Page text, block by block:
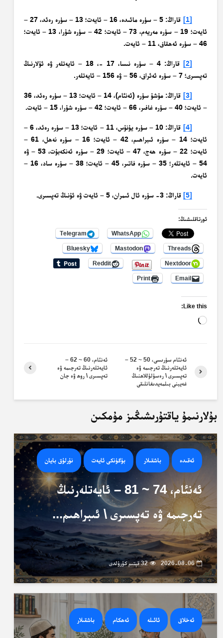
[1]
قاراڭ: 5 – سۈرە مائىدە، 16 – ئايەت؛ 13 – سۈرە رەئد، 27 –
ئايەت؛ 19 – سۈرە مەريەم، 73 – ئايەت؛ 42 – سۈرە شۇرا، 13 – ئايەت؛
46 – سۈرە ئەھقاف، 11 – ئايەت.
[2]
قاراڭ: 4 – سۈرە نىسا، 17 -، 18 – ئايەتلەر ۋە ئۇلارنىڭ
تەپسىرى؛ 7 – سۈرە ئەئراف، 56 – ۋە 156 – ئايەتلەر.
[3]
قاراڭ: مۇشۇ سۈرە (ئەنئام)، 14 – ئايەت؛ 13 – سۈرە رەئد، 36
– ئايەت؛ 40 – سۈرە غافىر، 66 – ئايەت؛ 42 – سۈرە شۇرا، 15 – ئايەت.
[4]
قاراڭ: 10 – سۈرە يۇنۇس، 11 – ئايەت؛ 13 – سۈرە رەئد، 6 –
ئايەت؛ 14 – سۈرە ئىبراھىم، 42 – ئايەت؛ 16 – سۈرە نەھل، 61 –
ئايەت؛ 22 – سۈرە ھەج، 47 – ئايەت؛ 29 – سۈرە ئەنكەبۇت، 53 – ۋە
54 – ئايەتلەر؛ 35 – سۈرە فاتىر، 45 – ئايەت؛ 38 – سۈرە ساد، 16 –
ئايەت.
[5] قاراڭ: 3- سۈرە ئال ئىمران، 5 – ئايەت ۋە ئۇنىڭ تەپسىرى.
ئورتاقلىشىڭ:
WhatsApp
Telegram
Threads
Mastodon
Bluesky
Nextdoor
Reddit
Email
Print
Like this:
Loading…
ئەنئام، 60 ~ 62 –
ئايەتلەرنىڭ تەرجىمە ۋە
تەپسىرى \ روھ ۋە جان
ئەنئام سۈرىسى، 50 ~ 52 –
ئايەتلەرنىڭ تەرجىمە ۋە
تەپسىرى \ رەسۇلۇللاھنىڭ
غەيبنى بىلمەيدىغانلىقى
بۇلارنىمۇ ياقتۇرىشىڭىز مۇمكىن
ئەقىدە باشقىلار بۈگۈنكى ئايەت نۇرلۇق بايان
ئەنئام، 74 ~ 81 – ئايەتلەرنىڭ
تەرجىمە ۋە تەپسىرى \ ئىبراھىم...
2026-08-06 32 قېتىم كۆرۈلدى
ئەخلاق ئائىلە ئەھكام باشقىلار